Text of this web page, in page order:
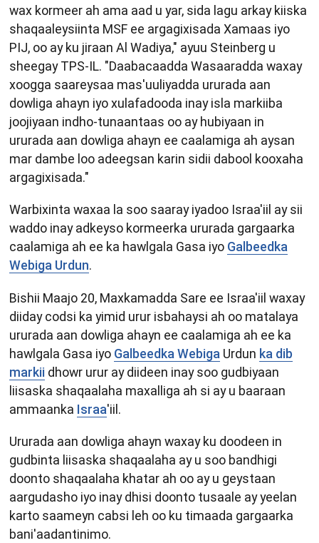
wax kormeer ah ama aad u yar, sida lagu arkay kiiska
shaqaaleysiinta MSF ee argagixisada Xamaas iyo
PIJ, oo ay ku jiraan Al Wadiya," ayuu Steinberg u
sheegay TPS-IL. "Daabacaadda Wasaaradda waxay
xoogga saareysaa mas'uuliyadda ururada aan
dowliga ahayn iyo xulafadooda inay isla markiiba
joojiyaan indho-tunaantaas oo ay hubiyaan in
ururada aan dowliga ahayn ee caalamiga ah aysan
mar dambe loo adeegsan karin sidii dabool kooxaha
argagixisada."
Warbixinta waxaa la soo saaray iyadoo Israa'iil ay sii
waddo inay adkeyso kormeerka ururada gargaarka
caalamiga ah ee ka hawlgala Gasa iyo Galbeedka
Webiga Urdun.
Bishii Maajo 20, Maxkamadda Sare ee Israa'iil waxay
diiday codsi ka yimid urur isbahaysi ah oo matalaya
ururada aan dowliga ahayn ee caalamiga ah ee ka
hawlgala Gasa iyo Galbeedka Webiga Urdun ka dib
markii dhowr urur ay diideen inay soo gudbiyaan
liisaska shaqaalaha maxalliga ah si ay u baaraan
ammaanka Israa'iil.
Ururada aan dowliga ahayn waxay ku doodeen in
gudbinta liisaska shaqaalaha ay u soo bandhigi
doonto shaqaalaha khatar ah oo ay u geystaan ​​
aargudasho iyo inay dhisi doonto tusaale ay yeelan
karto saameyn cabsi leh oo ku timaada gargaarka
bani'aadantinimo.